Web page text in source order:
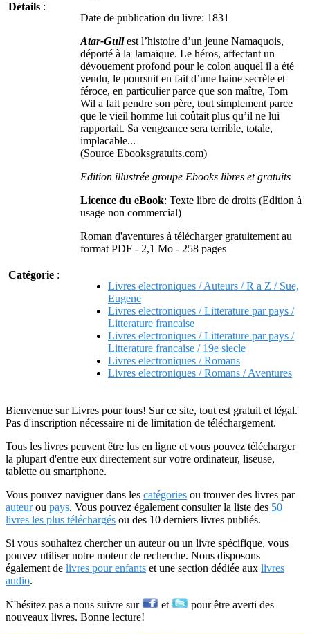
Détails :
Date de publication du livre: 1831
Atar-Gullest l’histoire d’un jeune Namaquois,
déporté à la Jamaïque. Le héros, affectant un
dévouement profond pour le colon auquel il a été
vendu, le poursuit en fait d’une haine secrète et
féroce, en particulier parce que son maître, Tom
Wil a fait pendre son père, tout simplement parce
que le vieil homme lui coûtait plus qu’il ne lui
rapportait. Sa vengeance sera terrible, totale,
implacable...
(Source Ebooksgratuits.com)
Edition illustrée groupe Ebooks libres et gratuits
Licence du eBook: Texte libre de droits (Edition à
usage non commercial)
Roman d'aventures à télécharger gratuitement au
format PDF - 2,1 Mo - 258 pages
Catégorie :
Livres electroniques / Auteurs / R a Z / Sue,
Eugene
Livres electroniques / Litterature par pays /
Litterature francaise
Livres electroniques / Litterature par pays /
Litterature francaise / 19e siecle
Livres electroniques / Romans
Livres electroniques / Romans / Aventures
Bienvenue sur Livres pour tous! Sur ce site, tout est gratuit et légal.
Pas d'inscription nécessaire ni de limitation de téléchargement.
Tous les livres peuvent être lus en ligne et vous pouvez télécharger
la plupart d'entre eux directement sur votre ordinateur, liseuse,
tablette ou smartphone.
Vous pouvez naviguer dans les catégories ou trouver des livres par
auteurou pays. Vous pouvez également consulter la liste des 50
livres les plus téléchargés ou des 10 derniers livres publiés.
Si vous souhaitez chercher un auteur ou un livre spécifique, vous
pouvez utiliser notre moteur de recherche. Nous disposons
également de livres pour enfants et une section dédiée aux livres
audio.
N'hésitez pas a nous suivre sur et
pour être averti des
nouveaux livres. Bonne lecture!